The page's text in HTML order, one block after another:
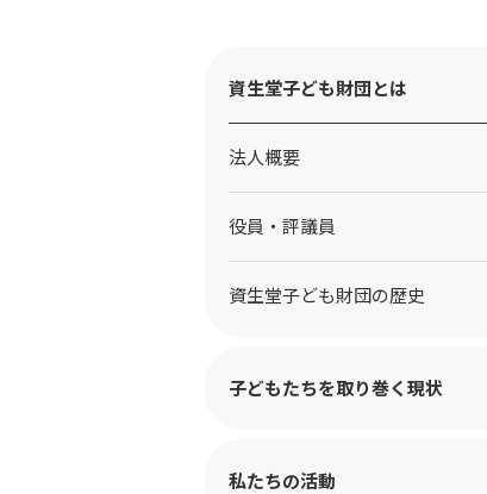
資生堂子ども財団とは
法人概要
役員・評議員
資生堂子ども財団の歴史
子どもたちを取り巻く現状
私たちの活動